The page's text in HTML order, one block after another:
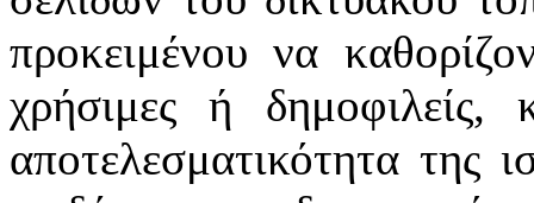
προκειμένου να
χρήσιμες ή
αποτελεσματικότητα της